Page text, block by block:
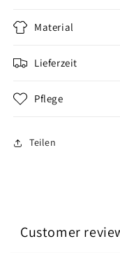
Material
Lieferzeit
Pflege
Teilen
Customer